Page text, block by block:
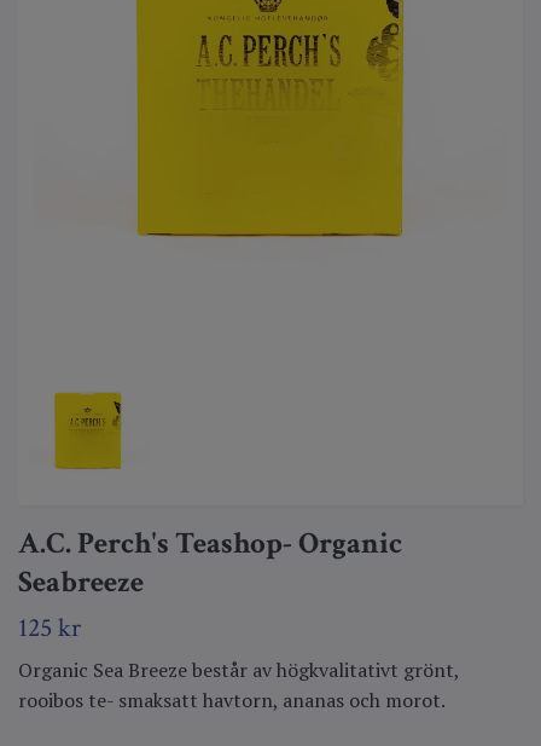
A.C. Perch's Teashop- Organic
Seabreeze
125 kr
Organic Sea Breeze består av högkvalitativt grönt,
rooibos te- smaksatt havtorn, ananas och morot.